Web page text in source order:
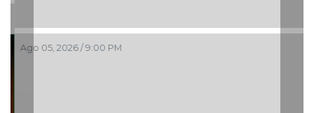
Ago 05, 2026 / 9:00 PM